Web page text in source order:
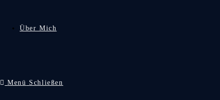
Über Mich
Menü Schließen